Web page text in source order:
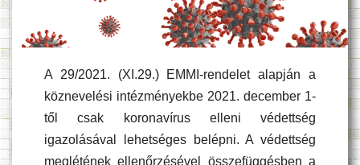
A 29/2021. (XI.29.) EMMI-rendelet alapján a
köznevelési intézményekbe 2021. december 1-
től csak koronavírus elleni védettség
igazolásával lehetséges belépni. A védettség
meglétének ellenőrzésével összefüggésben a